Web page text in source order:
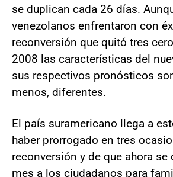
se duplican cada 26 días.
venezolanos enfrentaron con
reconversión que quitó tres
2008 las características del
sus respectivos pronósticos
menos, diferentes.
El país suramericano llega a
haber prorrogado en tres
reconversión y de que ahora se
mes a los ciudadanos para